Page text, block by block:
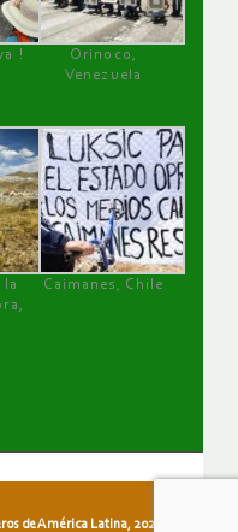
!
Orinoco,
Venezuela
la
Caimanes, Chile
de América Latina, 2026